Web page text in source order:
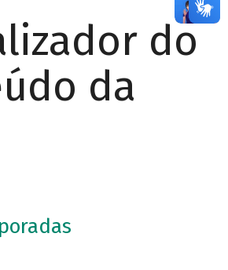
do
da